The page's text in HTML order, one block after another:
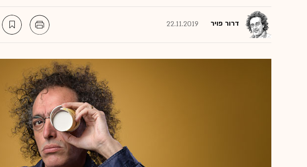
דרור פויר 22.11.2019